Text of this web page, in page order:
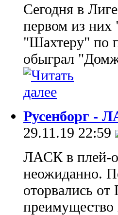
Сегодня в
первом из них
"Шахтеру" по
обыграл
Русенборг -
29.11.19 22:59
ЛАСК в плей-
неожиданно.
оторвались
преимущество